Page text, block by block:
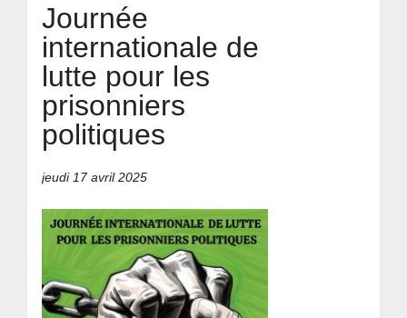
Journée
internationale de
lutte pour les
prisonniers
politiques
jeudi 17 avril 2025